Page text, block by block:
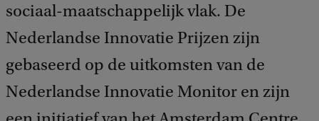
sociaal-maatschappelijk vlak. De
Nederlandse Innovatie Prijzen zijn
gebaseerd op de uitkomsten van de
Nederlandse Innovatie Monitor en zijn